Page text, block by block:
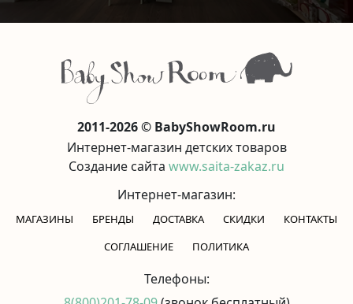
2011-2026 © BabyShowRoom.ru
Интернет-магазин детских товаров
Создание сайта www.saita-zakaz.ru
Интернет-магазин:
МАГАЗИНЫ БРЕНДЫ ДОСТАВКА СКИДКИ
КОНТАКТЫ
CОГЛАШЕНИЕ
ПОЛИТИКА
Телефоны: